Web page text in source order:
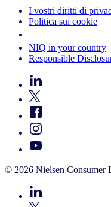
I vostri diritti di
Politica sui cookie
NIQ in your country
Responsible
© 2026 Nielsen Consumer